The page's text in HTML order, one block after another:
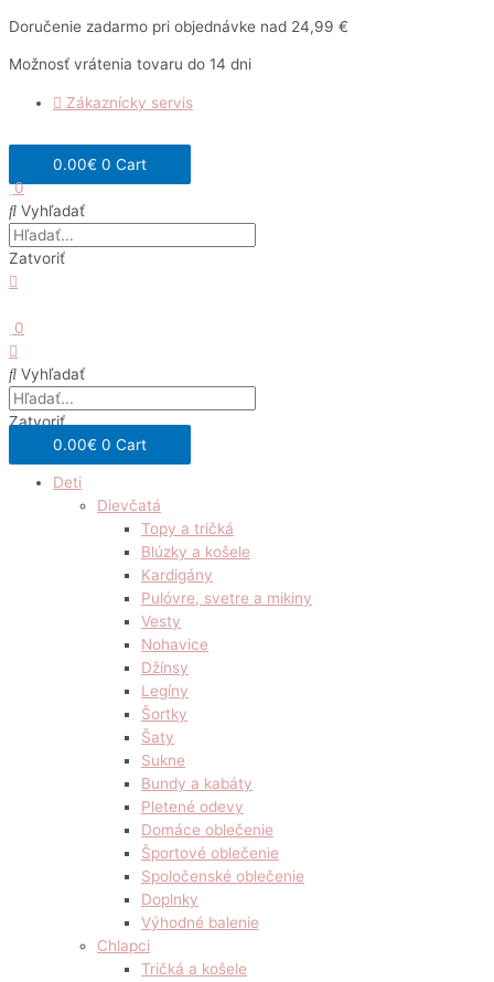
Preskočiť
obsah
Doručenie zadarmo pri objednávke nad 24,99 €
Možnosť vrátenia tovaru do 14 dni
Zákaznícky servis
0.00€ 0 Cart
0
Vyhľadať
Zatvoriť
0
Vyhľadať
Zatvoriť
0.00€ 0 Cart
Deti
Dievčatá
Topy a tričká
Blúzky a košele
Kardigány
Pulóvre, svetre a mikiny
Vesty
Nohavice
Džínsy
Legíny
Šortky
Šaty
Sukne
Bundy a kabáty
Pletené odevy
Domáce oblečenie
Športové oblečenie
Spoločenské oblečenie
Doplnky
Výhodné balenie
Chlapci
Tričká a košele